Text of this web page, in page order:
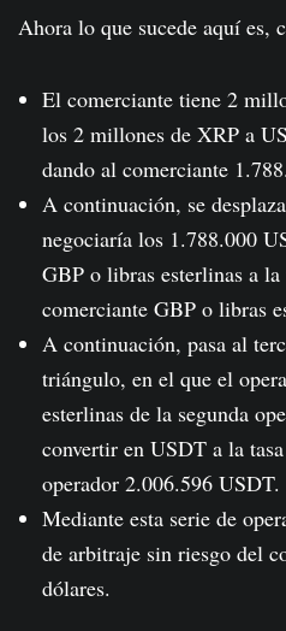
Ahora lo que sucede aquí es,
El comerciante tiene 2
los 2 millones de XRP a
dando al comerciante
A continuación, se
negociaría los 1.788.000
GBP o libras esterlinas a
comerciante GBP o libras
A continuación, pasa al
triángulo, en el que el
esterlinas de la segunda
convertir en USDT a la
operador 2.006.596 USDT.
Mediante esta serie de
de arbitraje sin riesgo del
dólares.